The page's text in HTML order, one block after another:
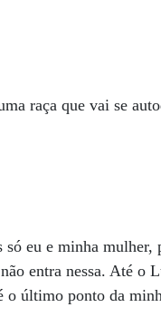
raça que vai se
eu e minha
entra nessa. Até o
o último ponto da